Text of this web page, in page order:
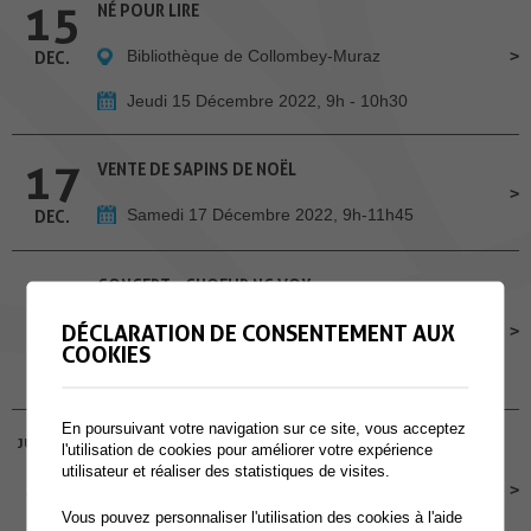
15
DEC.
NÉ POUR LIRE
Bibliothèque de Collombey-Muraz
Jeudi 15 Décembre 2022, 9h - 10h30
17
DEC.
VENTE DE SAPINS DE NOËL
Samedi 17 Décembre 2022, 9h-11h45
19
DEC.
CONCERT - CHOEUR NC VOX
Église de Collombey
JUSQU'AU
22
DEC.
SILVER FESTIVAL
DÉCLARATION DE CONSENTEMENT AUX
COOKIES
En poursuivant votre navigation sur ce site, vous acceptez
l'utilisation de cookies pour améliorer votre expérience
utilisateur et réaliser des statistiques de visites.
Vous pouvez personnaliser l'utilisation des cookies à l'aide